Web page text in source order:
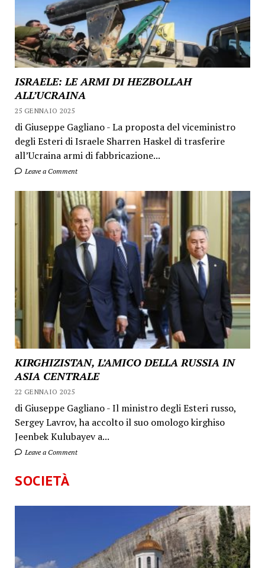
ISRAELE: LE ARMI DI HEZBOLLAH
ALL’UCRAINA
25 GENNAIO 2025
di Giuseppe Gagliano - La proposta del viceministro
degli Esteri di Israele Sharren Haskel di trasferire
all’Ucraina armi di fabbricazione...
Leave a Comment
KIRGHIZISTAN, L’AMICO DELLA RUSSIA IN
ASIA CENTRALE
22 GENNAIO 2025
di Giuseppe Gagliano - Il ministro degli Esteri russo,
Sergey Lavrov, ha accolto il suo omologo kirghiso
Jeenbek Kulubayev a...
Leave a Comment
SOCIETÀ